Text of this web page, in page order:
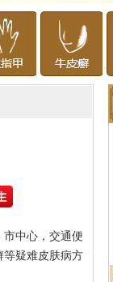
中心，交通便
等疑难皮肤病方